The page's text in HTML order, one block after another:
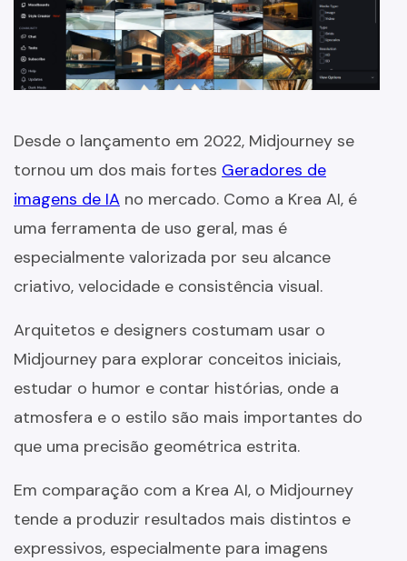
Desde o lançamento em 2022, Midjourney se
tornou um dos mais fortes Geradores de
imagens de IA no mercado. Como a Krea AI, é
uma ferramenta de uso geral, mas é
especialmente valorizada por seu alcance
criativo, velocidade e consistência visual.
Arquitetos e designers costumam usar o
Midjourney para explorar conceitos iniciais,
estudar o humor e contar histórias, onde a
atmosfera e o estilo são mais importantes do
que uma precisão geométrica estrita.
Em comparação com a Krea AI, o Midjourney
tende a produzir resultados mais distintos e
expressivos, especialmente para imagens